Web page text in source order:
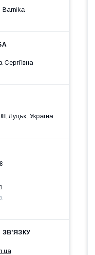
Barnika
Сергіївна
Луцьк, Україна